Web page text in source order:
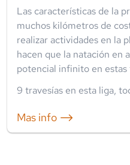
Las características de la
muchos kilómetros de
realizar actividades en la
hacen que la natación en
potencial infinito en estas
9 travesías en esta liga,
Mas info ⟶